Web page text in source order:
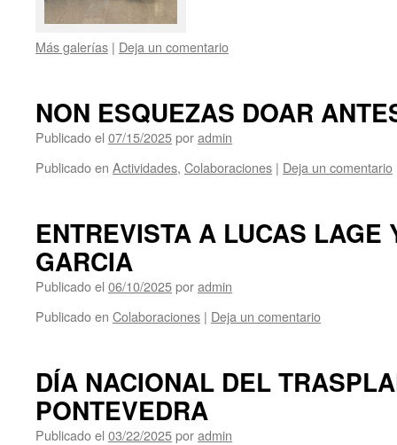
Más galerías | Deja un comentario
NON ESQUEZAS DOAR
Publicado el 07/15/2025poradmin
Publicado en Actividades, Colaboraciones | Deja un comentario
ENTREVISTA A LUCAS LAGE
GARCIA
Publicado el 06/10/2025poradmin
Publicado en Colaboraciones | Deja un comentario
DÍA NACIONAL DEL
PONTEVEDRA
Publicado el 03/22/2025poradmin